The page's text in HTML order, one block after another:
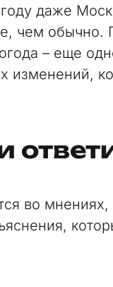
даже
чем
– еще
изменений,
во